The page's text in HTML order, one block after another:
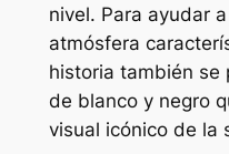
nivel. Para ayudar
atmósfera
historia también se
de blanco y negro
visual icónico de la